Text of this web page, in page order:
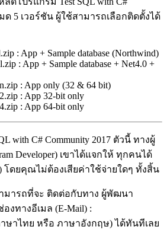
ด 5 เวอร์ชัน ผู้ใช้สามารถเลือกติดตั้งได้
: App + Sample database (Northwind)
: App + Sample database + Net4.0 +
: App only (32 & 64 bit)
: App 32-bit only
: App 64-bit only
with C# Community 2017 ตัวนี้ ทางผู้
Developer) เขาได้แจกให้ ทุกคนได้
โดยคุณไม่ต้องเสียค่าใช้จ่ายใดๆ ทั้งสิ้น
ารถที่จะ ติดต่อกับทาง ผู้พัฒนา
งทางอีเมล (E-Mail) :
ภาษาไทย หรือ ภาษาอังกฤษ) ได้ทันทีเลย